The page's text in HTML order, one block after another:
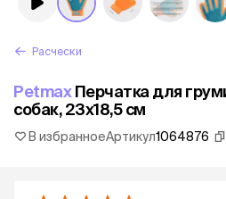
Расчески
PetmaxПерчатка для
собак, 23х18,5 см
В избранноеАртикул1064876